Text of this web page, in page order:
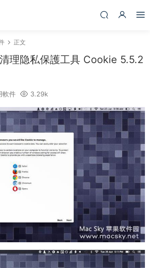
正文
理隐私保護工具 Cookie 5.5.2
軟件 3.29k